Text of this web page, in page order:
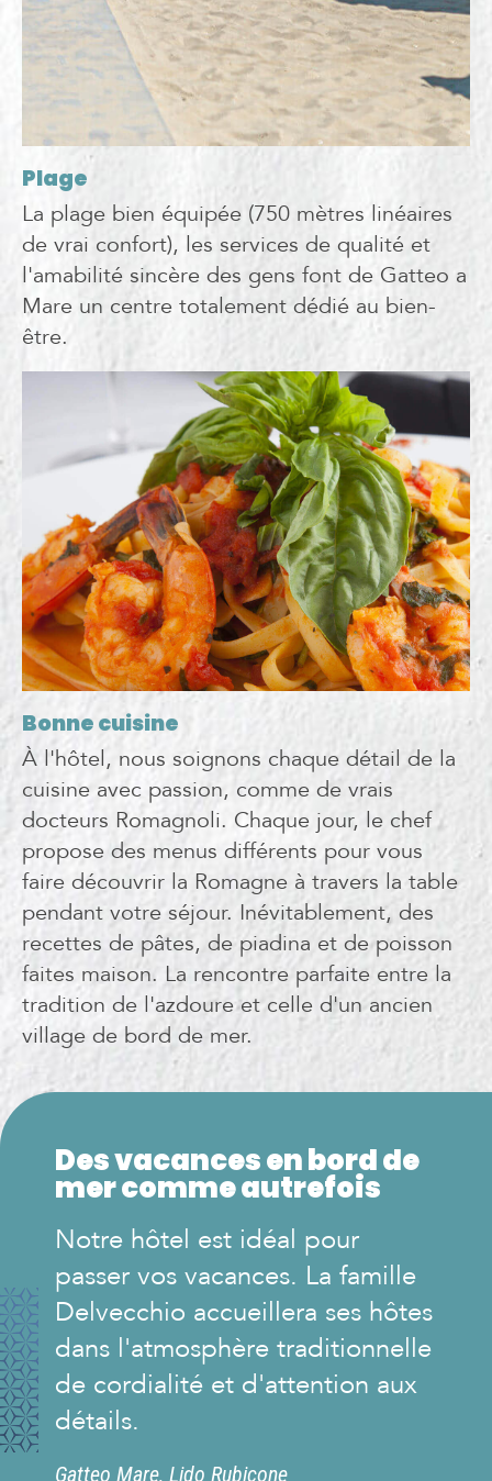
Plage
La plage bien équipée (750 mètres linéaires
de vrai confort), les services de qualité et
l'amabilité sincère des gens font de Gatteo a
Mare un centre totalement dédié au bien-
être.
Bonne cuisine
À l'hôtel, nous soignons chaque détail de la
cuisine avec passion, comme de vrais
docteurs Romagnoli. Chaque jour, le chef
propose des menus différents pour vous
faire découvrir la Romagne à travers la table
pendant votre séjour. Inévitablement, des
recettes de pâtes, de piadina et de poisson
faites maison. La rencontre parfaite entre la
tradition de l'azdoure et celle d'un ancien
village de bord de mer.
Des vacances en bord de
mer comme autrefois
Notre hôtel est idéal pour
passer vos vacances. La famille
Delvecchio accueillera ses hôtes
dans l'atmosphère traditionnelle
de cordialité et d'attention aux
détails.
Gatteo Mare, Lido Rubicone